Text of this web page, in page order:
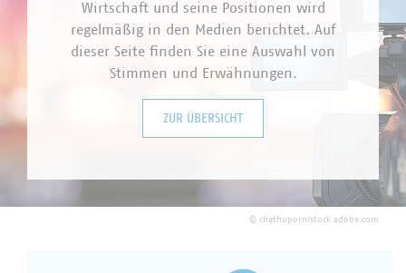
Wirtschaft und seine Positionen wird
regelmäßig in den Medien berichtet. Auf
dieser Seite finden Sie eine Auswahl von
Stimmen und Erwähnungen.
ZUR ÜBERSICHT
© chathuporn/stock.adobe.com